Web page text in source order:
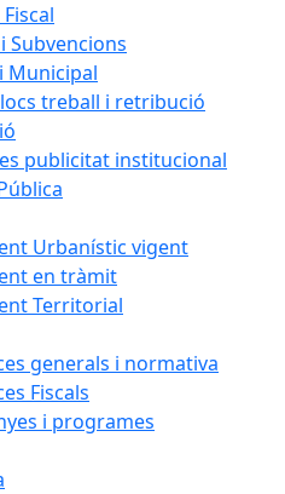
Subvencions
Municipal
treball i retribució
publicitat institucional
Urbanístic vigent
en tràmit
Territorial
generals i normativa
Fiscals
i programes